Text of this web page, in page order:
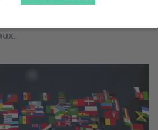
international, de multiples